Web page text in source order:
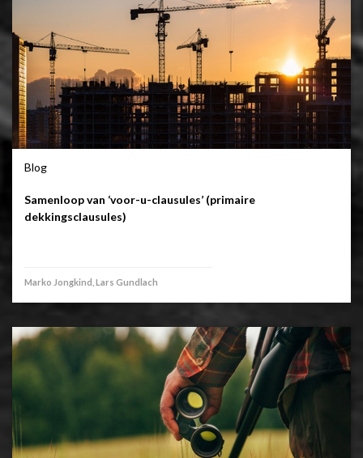
Blog
Samenloop van ‘voor-u-clausules’ (primaire
dekkingsclausules)
Marko Jongkind, Lars Gundlach